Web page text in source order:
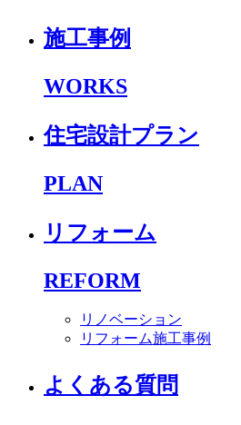
施工事例
WORKS
住宅設計プラン
PLAN
リフォーム
REFORM
リノベーション
リフォーム施工事例
よくある質問